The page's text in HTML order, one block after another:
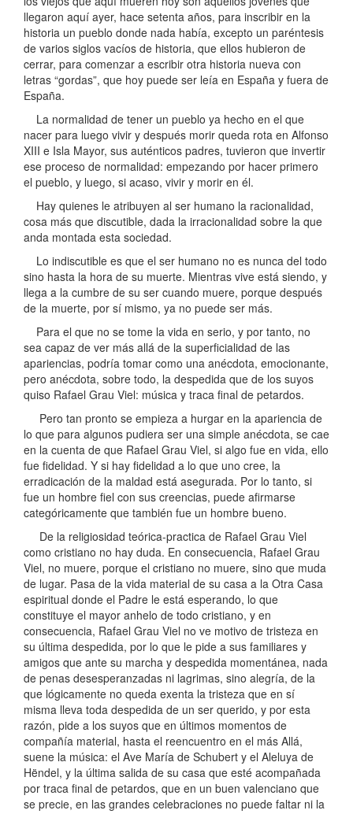
llegaron aquí ayer, hace setenta años, para inscribir en la
historia un pueblo donde nada había, excepto un paréntesis
de varios siglos vacíos de historia, que ellos hubieron de
cerrar, para comenzar a escribir otra historia nueva con
letras “gordas”, que hoy puede ser leía en España y fuera de
España.
La normalidad de tener un pueblo ya hecho en el que
nacer para luego vivir y después morir queda rota en Alfonso
XIII e Isla Mayor, sus auténticos padres, tuvieron que invertir
ese proceso de normalidad: empezando por hacer primero
el pueblo, y luego, si acaso, vivir y morir en él.
Hay quienes le atribuyen al ser humano la racionalidad,
cosa más que discutible, dada la irracionalidad sobre la que
anda montada esta sociedad.
Lo indiscutible es que el ser humano no es nunca del todo
sino hasta la hora de su muerte. Mientras vive está siendo, y
llega a la cumbre de su ser cuando muere, porque después
de la muerte, por sí mismo, ya no puede ser más.
Para el que no se tome la vida en serio, y por tanto, no
sea capaz de ver más allá de la superficialidad de las
apariencias, podría tomar como una anécdota, emocionante,
pero anécdota, sobre todo, la despedida que de los suyos
quiso Rafael Grau Viel: música y traca final de petardos.
Pero tan pronto se empieza a hurgar en la apariencia de
lo que para algunos pudiera ser una simple anécdota, se cae
en la cuenta de que Rafael Grau Viel, si algo fue en vida, ello
fue fidelidad. Y si hay fidelidad a lo que uno cree, la
erradicación de la maldad está asegurada. Por lo tanto, si
fue un hombre fiel con sus creencias, puede afirmarse
categóricamente que también fue un hombre bueno.
De la religiosidad teórica-practica de Rafael Grau Viel
como cristiano no hay duda. En consecuencia, Rafael Grau
Viel, no muere, porque el cristiano no muere, sino que muda
de lugar. Pasa de la vida material de su casa a la Otra Casa
espiritual donde el Padre le está esperando, lo que
constituye el mayor anhelo de todo cristiano, y en
consecuencia, Rafael Grau Viel no ve motivo de tristeza en
su última despedida, por lo que le pide a sus familiares y
amigos que ante su marcha y despedida momentánea, nada
de penas desesperanzadas ni lagrimas, sino alegría, de la
que lógicamente no queda exenta la tristeza que en sí
misma lleva toda despedida de un ser querido, y por esta
razón, pide a los suyos que en últimos momentos de
compañía material, hasta el reencuentro en el más Allá,
suene la música: el Ave María de Schubert y el Aleluya de
Hëndel, y la última salida de su casa que esté acompañada
por traca final de petardos, que en un buen valenciano que
se precie, en las grandes celebraciones no puede faltar ni la